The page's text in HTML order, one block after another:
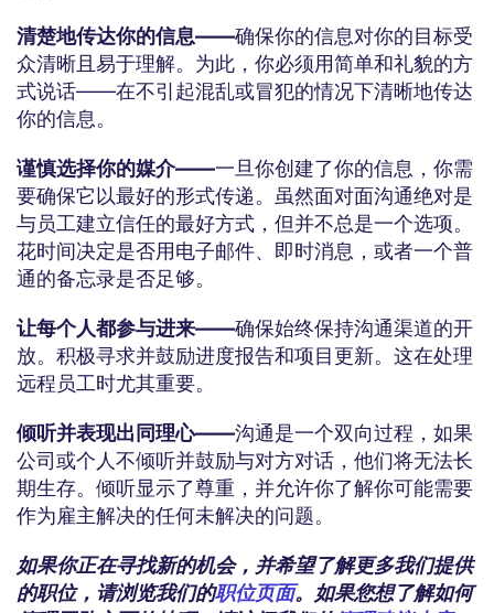
清楚地传达你的信息——确保你的信息对你的目标受
众清晰且易于理解。为此，你必须用简单和礼貌的方
式说话——在不引起混乱或冒犯的情况下清晰地传达
你的信息。
谨慎选择你的媒介——一旦你创建了你的信息，你需
要确保它以最好的形式传递。虽然面对面沟通绝对是
与员工建立信任的最好方式，但并不总是一个选项。
花时间决定是否用电子邮件、即时消息，或者一个普
通的备忘录是否足够。
让每个人都参与进来——确保始终保持沟通渠道的开
放。积极寻求并鼓励进度报告和项目更新。这在处理
远程员工时尤其重要。
倾听并表现出同理心——沟通是一个双向过程，如果
公司或个人不倾听并鼓励与对方对话，他们将无法长
期生存。倾听显示了尊重，并允许你了解你可能需要
作为雇主解决的任何未解决的问题。
如果你正在寻找新的机会，并希望了解更多我们提供
的职位，请浏览我们的职位页面。如果您想了解如何